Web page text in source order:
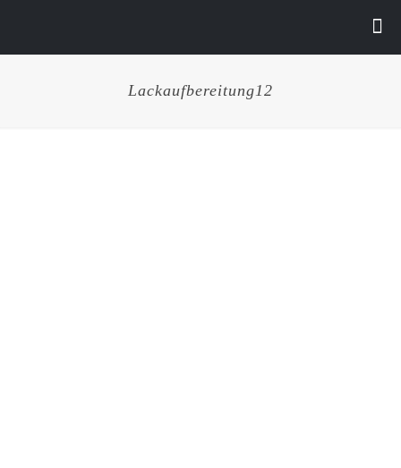
Lackaufbereitung12